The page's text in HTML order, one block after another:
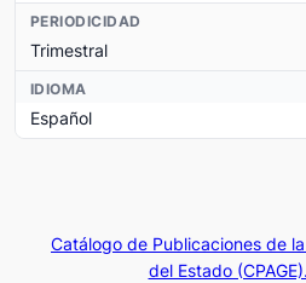
PERIODICIDAD
Trimestral
IDIOMA
Español
Catálogo de Publicaciones de
del Estado